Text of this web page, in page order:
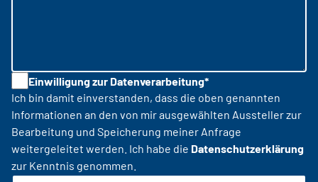
Einwilligung zur Datenverarbeitung*
Ich bin damit einverstanden, dass die oben genannten
Informationen an den von mir ausgewählten Aussteller zur
Bearbeitung und Speicherung meiner Anfrage
weitergeleitet werden. Ich habe die Datenschutzerklärung
zur Kenntnis genommen.